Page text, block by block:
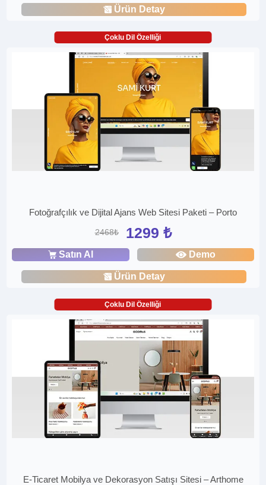
Ürün Detay
Çoklu Dil Özelliği
Fotoğrafçılık ve Dijital Ajans Web Sitesi Paketi – Porto
2468₺ 1299 ₺
Satın Al Demo
Ürün Detay
Çoklu Dil Özelliği
E-Ticaret Mobilya ve Dekorasyon Satışı Sitesi – Arthome